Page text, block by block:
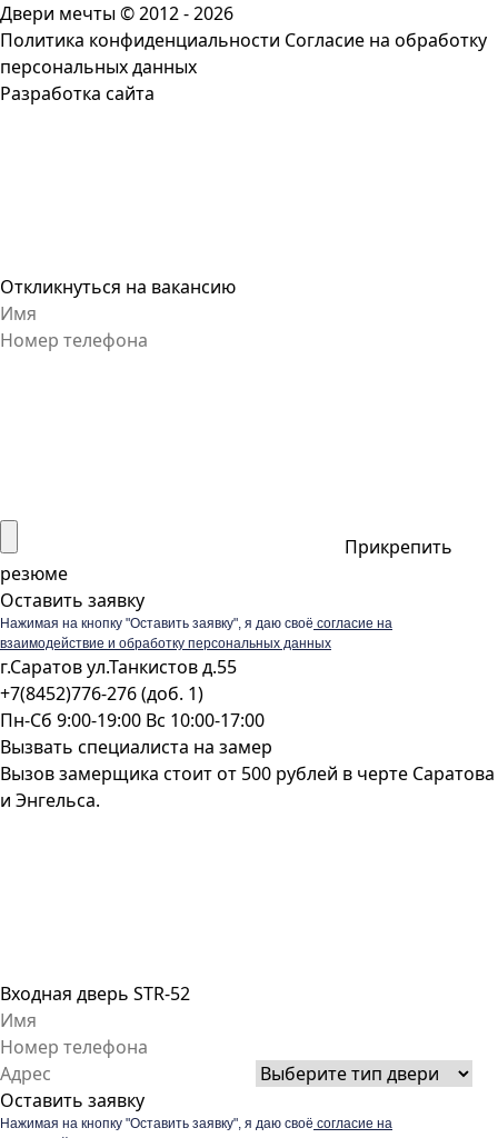
Двери мечты © 2012 - 2026
Политика конфиденциальности Согласие на обработку
персональных данных
Разработка сайта
Откликнуться на вакансию
Прикрепить
резюме
Оставить заявку
Нажимая на кнопку "Оставить заявку", я даю своё согласие на
взаимодействие и обработку персональных данных
г.Саратов ул.Танкистов д.55
+7(8452)776-276 (доб. 1)
Пн-Сб 9:00-19:00 Вс 10:00-17:00
Вызвать специалиста на замер
Вызов замерщика стоит от 500 рублей в черте Саратова
и Энгельса.
Входная дверь STR-52
Оставить заявку
Нажимая на кнопку "Оставить заявку", я даю своё согласие на